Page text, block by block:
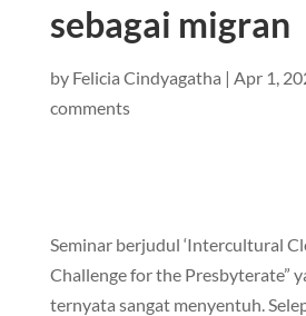
sebagai migran
by Felicia Cindyagatha | Apr 1,
comments
Seminar berjudul ‘Intercultural
Challenge for the Presbyterate”
ternyata sangat menyentuh.